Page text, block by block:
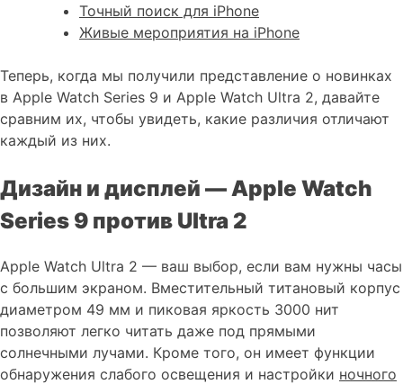
Точный поиск для iPhone
Живые мероприятия на iPhone
Теперь, когда мы получили представление о новинках
в Apple Watch Series 9 и Apple Watch Ultra 2, давайте
сравним их, чтобы увидеть, какие различия отличают
каждый из них.
Дизайн и дисплей — Apple Watch
Series 9 против Ultra 2
Apple Watch Ultra 2 — ваш выбор, если вам нужны часы
с большим экраном. Вместительный титановый корпус
диаметром 49 мм и пиковая яркость 3000 нит
позволяют легко читать даже под прямыми
солнечными лучами. Кроме того, он имеет функции
обнаружения слабого освещения и настройки ночного